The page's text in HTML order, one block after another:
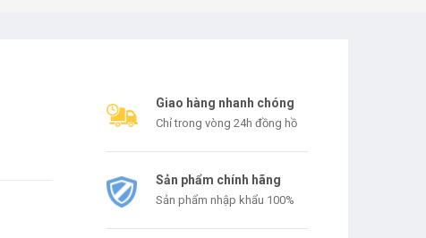
Giao hàng nhanh chóng
Chỉ trong vòng 24h đồng hồ
Sản phẩm chính hãng
Sản phẩm nhập khẩu 100%